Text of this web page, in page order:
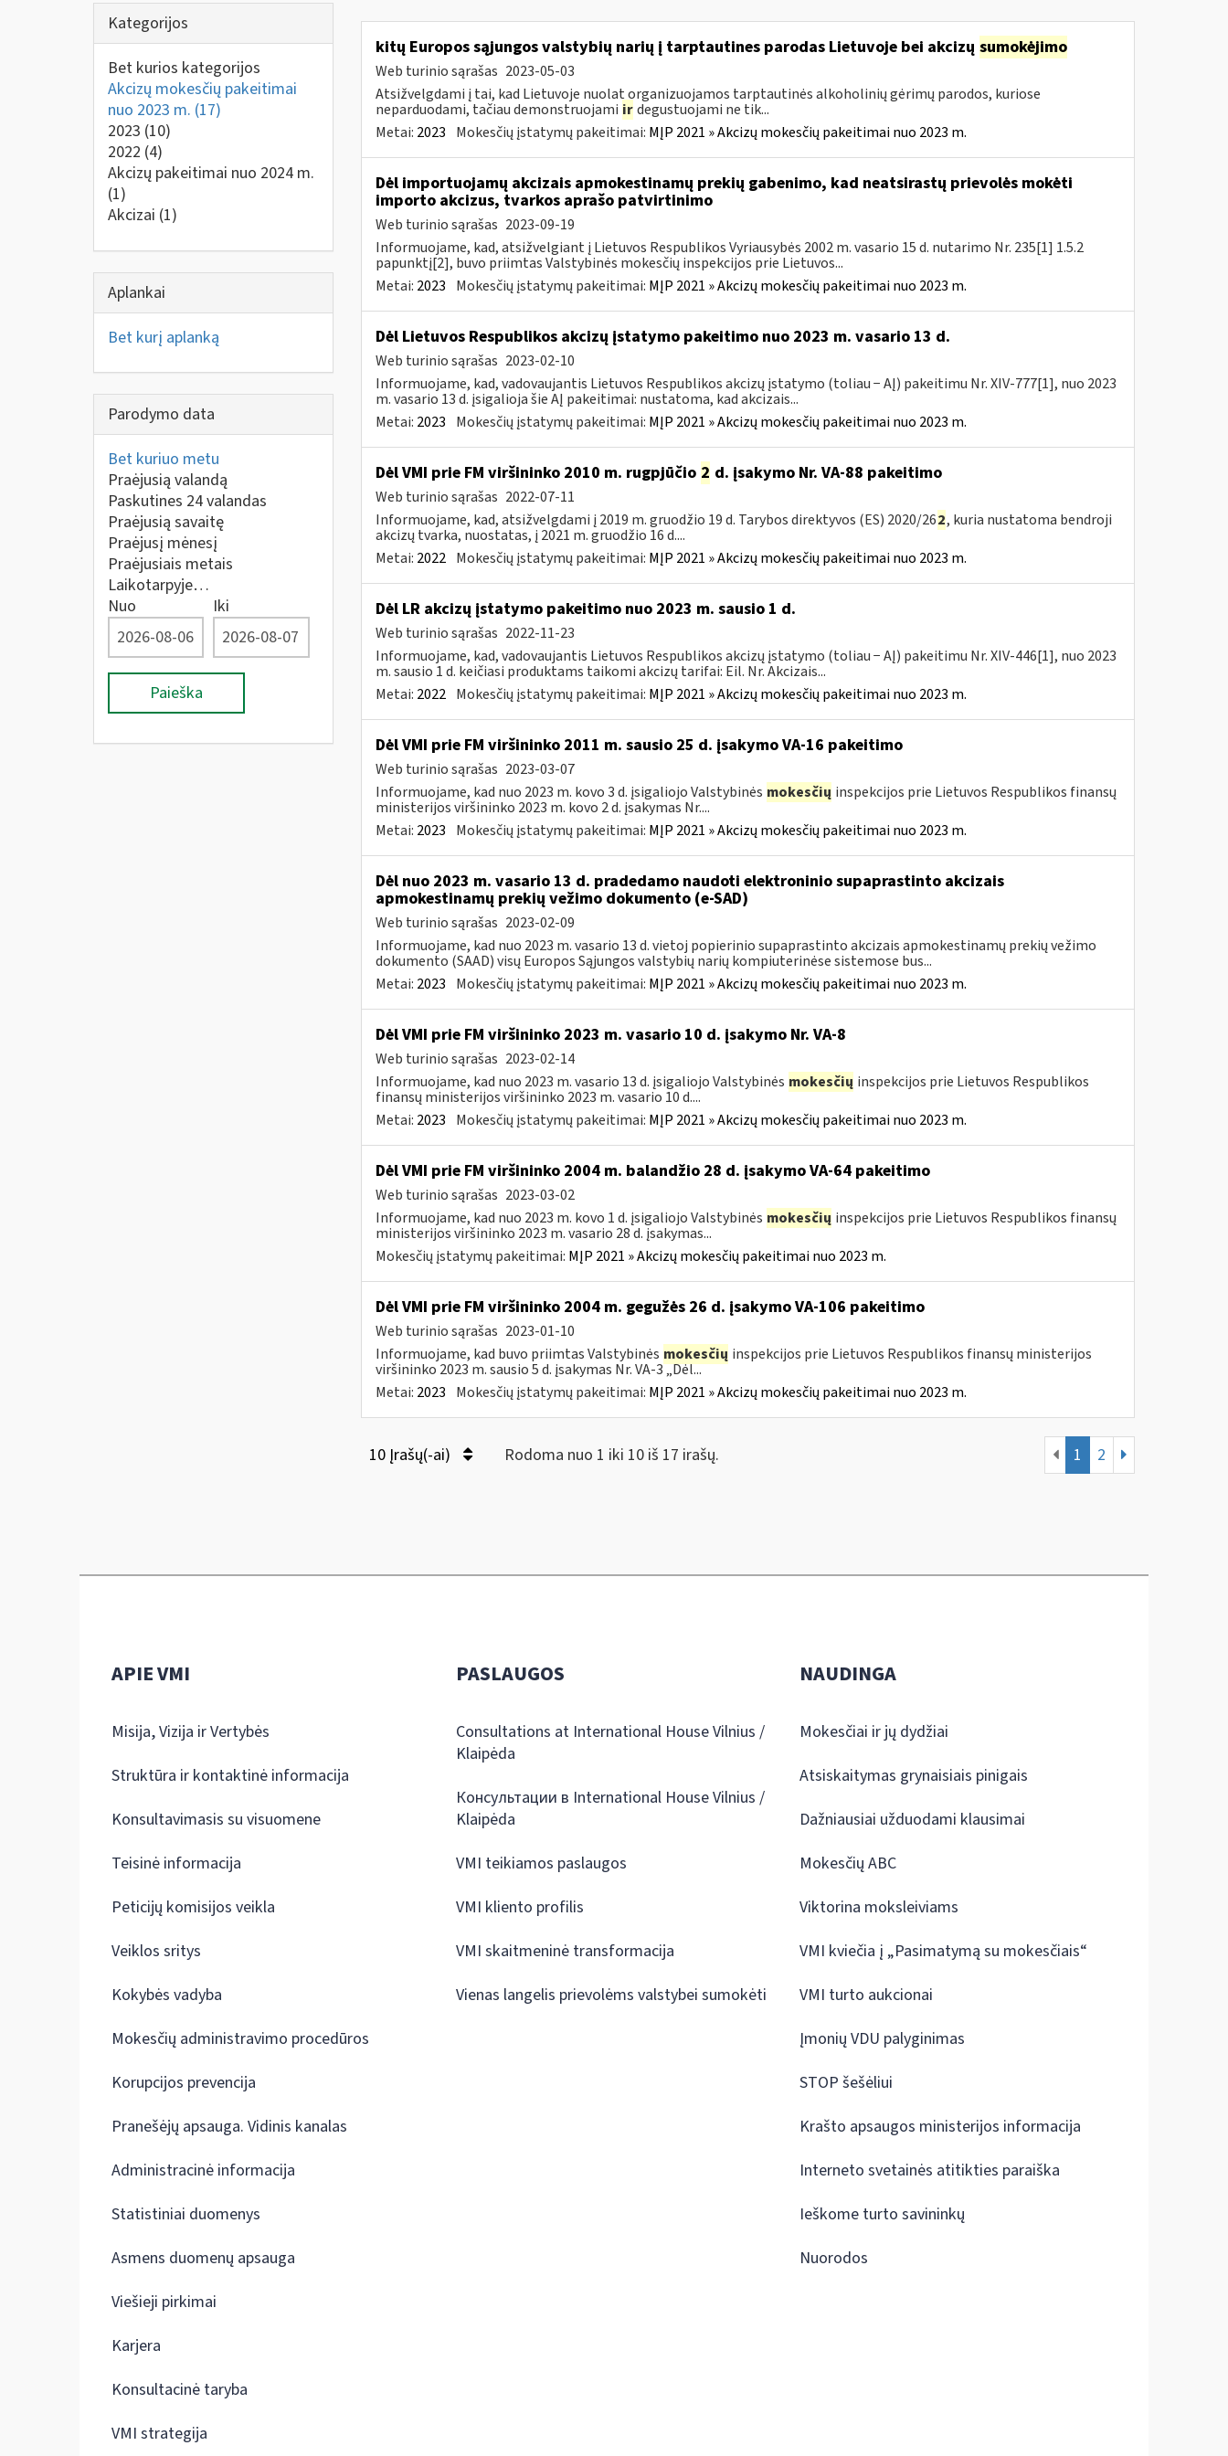
Kategorijos
Bet kurios kategorijos
Akcizų mokesčių pakeitimai
nuo 2023 m. (17)
2023 (10)
2022 (4)
Akcizų pakeitimai nuo 2024 m.
(1)
Akcizai (1)
Aplankai
Bet kurį aplanką
Parodymo data
Bet kuriuo metu
Praėjusią valandą
Paskutines 24 valandas
Praėjusią savaitę
Praėjusį mėnesį
Praėjusiais metais
Laikotarpyje…
Nuo
Iki
Paieška
kitų Europos sąjungos valstybių narių į tarptautines parodas Lietuvoje bei akcizų sumokėjimo
Web turinio sąrašas 2023-05-03
Atsižvelgdami į tai, kad Lietuvoje nuolat organizuojamos tarptautinės alkoholinių gėrimų parodos, kuriose
neparduodami, tačiau demonstruojami ir degustuojami ne tik...
Metai: 2023 Mokesčių įstatymų pakeitimai: MĮP 2021 » Akcizų mokesčių pakeitimai nuo 2023 m.
Dėl importuojamų akcizais apmokestinamų prekių gabenimo, kad neatsirastų prievolės mokėti
importo akcizus, tvarkos aprašo patvirtinimo
Web turinio sąrašas 2023-09-19
Informuojame, kad, atsižvelgiant į Lietuvos Respublikos Vyriausybės 2002 m. vasario 15 d. nutarimo Nr. 235[1] 1.5.2
papunktį[2], buvo priimtas Valstybinės mokesčių inspekcijos prie Lietuvos...
Metai: 2023 Mokesčių įstatymų pakeitimai: MĮP 2021 » Akcizų mokesčių pakeitimai nuo 2023 m.
Dėl Lietuvos Respublikos akcizų įstatymo pakeitimo nuo 2023 m. vasario 13 d.
Web turinio sąrašas 2023-02-10
Informuojame, kad, vadovaujantis Lietuvos Respublikos akcizų įstatymo (toliau − AĮ) pakeitimu Nr. XIV-777[1], nuo 2023
m. vasario 13 d. įsigalioja šie AĮ pakeitimai: nustatoma, kad akcizais...
Metai: 2023 Mokesčių įstatymų pakeitimai: MĮP 2021 » Akcizų mokesčių pakeitimai nuo 2023 m.
Dėl VMI prie FM viršininko 2010 m. rugpjūčio 2 d. įsakymo Nr. VA-88 pakeitimo
Web turinio sąrašas 2022-07-11
Informuojame, kad, atsižvelgdami į 2019 m. gruodžio 19 d. Tarybos direktyvos (ES) 2020/262, kuria nustatoma bendroji
akcizų tvarka, nuostatas, į 2021 m. gruodžio 16 d....
Metai: 2022 Mokesčių įstatymų pakeitimai: MĮP 2021 » Akcizų mokesčių pakeitimai nuo 2023 m.
Dėl LR akcizų įstatymo pakeitimo nuo 2023 m. sausio 1 d.
Web turinio sąrašas 2022-11-23
Informuojame, kad, vadovaujantis Lietuvos Respublikos akcizų įstatymo (toliau − AĮ) pakeitimu Nr. XIV-446[1], nuo 2023
m. sausio 1 d. keičiasi produktams taikomi akcizų tarifai: Eil. Nr. Akcizais...
Metai: 2022 Mokesčių įstatymų pakeitimai: MĮP 2021 » Akcizų mokesčių pakeitimai nuo 2023 m.
Dėl VMI prie FM viršininko 2011 m. sausio 25 d. įsakymo VA-16 pakeitimo
Web turinio sąrašas 2023-03-07
Informuojame, kad nuo 2023 m. kovo 3 d. įsigaliojo Valstybinės mokesčių inspekcijos prie Lietuvos Respublikos finansų
ministerijos viršininko 2023 m. kovo 2 d. įsakymas Nr....
Metai: 2023 Mokesčių įstatymų pakeitimai: MĮP 2021 » Akcizų mokesčių pakeitimai nuo 2023 m.
Dėl nuo 2023 m. vasario 13 d. pradedamo naudoti elektroninio supaprastinto akcizais
apmokestinamų prekių vežimo dokumento (e-SAD)
Web turinio sąrašas 2023-02-09
Informuojame, kad nuo 2023 m. vasario 13 d. vietoj popierinio supaprastinto akcizais apmokestinamų prekių vežimo
dokumento (SAAD) visų Europos Sąjungos valstybių narių kompiuterinėse sistemose bus...
Metai: 2023 Mokesčių įstatymų pakeitimai: MĮP 2021 » Akcizų mokesčių pakeitimai nuo 2023 m.
Dėl VMI prie FM viršininko 2023 m. vasario 10 d. įsakymo Nr. VA-8
Web turinio sąrašas 2023-02-14
Informuojame, kad nuo 2023 m. vasario 13 d. įsigaliojo Valstybinės mokesčių inspekcijos prie Lietuvos Respublikos
finansų ministerijos viršininko 2023 m. vasario 10 d....
Metai: 2023 Mokesčių įstatymų pakeitimai: MĮP 2021 » Akcizų mokesčių pakeitimai nuo 2023 m.
Dėl VMI prie FM viršininko 2004 m. balandžio 28 d. įsakymo VA-64 pakeitimo
Web turinio sąrašas 2023-03-02
Informuojame, kad nuo 2023 m. kovo 1 d. įsigaliojo Valstybinės mokesčių inspekcijos prie Lietuvos Respublikos finansų
ministerijos viršininko 2023 m. vasario 28 d. įsakymas...
Mokesčių įstatymų pakeitimai: MĮP 2021 » Akcizų mokesčių pakeitimai nuo 2023 m.
Dėl VMI prie FM viršininko 2004 m. gegužės 26 d. įsakymo VA-106 pakeitimo
Web turinio sąrašas 2023-01-10
Informuojame, kad buvo priimtas Valstybinės mokesčių inspekcijos prie Lietuvos Respublikos finansų ministerijos
viršininko 2023 m. sausio 5 d. įsakymas Nr. VA-3 „Dėl...
Metai: 2023 Mokesčių įstatymų pakeitimai: MĮP 2021 » Akcizų mokesčių pakeitimai nuo 2023 m.
10 Įrašų(-ai) Rodoma nuo 1 iki 10 iš 17 irašų. 1 2
APIE VMI
Misija, Vizija ir Vertybės
Struktūra ir kontaktinė informacija
Konsultavimasis su visuomene
Teisinė informacija
Peticijų komisijos veikla
Veiklos sritys
Kokybės vadyba
Mokesčių administravimo procedūros
Korupcijos prevencija
Pranešėjų apsauga. Vidinis kanalas
Administracinė informacija
Statistiniai duomenys
Asmens duomenų apsauga
Viešieji pirkimai
Karjera
Konsultacinė taryba
VMI strategija
PASLAUGOS
Consultations at International House Vilnius /
Klaipėda
Консультации в International House Vilnius /
Klaipėda
VMI teikiamos paslaugos
VMI kliento profilis
VMI skaitmeninė transformacija
Vienas langelis prievolėms valstybei sumokėti
NAUDINGA
Mokesčiai ir jų dydžiai
Atsiskaitymas grynaisiais pinigais
Dažniausiai užduodami klausimai
Mokesčių ABC
Viktorina moksleiviams
VMI kviečia į „Pasimatymą su mokesčiais“
VMI turto aukcionai
Įmonių VDU palyginimas
STOP šešėliui
Krašto apsaugos ministerijos informacija
Interneto svetainės atitikties paraiška
Ieškome turto savininkų
Nuorodos